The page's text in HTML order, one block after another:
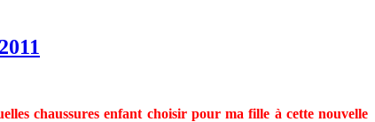
chaussures enfant choisir pour ma fille à cette nouvelle